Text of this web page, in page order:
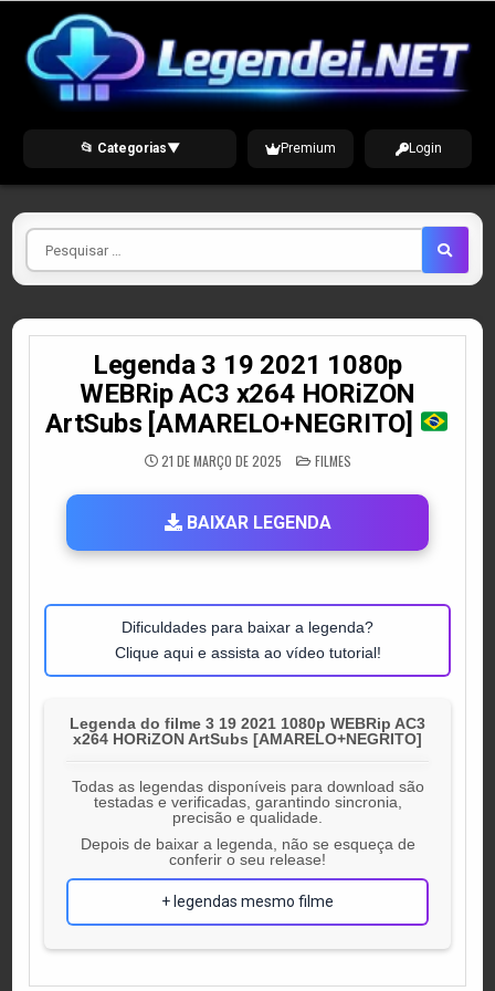
content
📂 Categorias▼ Premium Login
Pesquisar
por
Legenda 3 19 2021 1080p
WEBRip AC3 x264 HORiZON
ArtSubs [AMARELO+NEGRITO]
21 DE MARÇO DE 2025 POSTED
IN
FILMES
BAIXAR LEGENDA
Dificuldades para baixar a legenda?
Clique aqui e assista ao vídeo tutorial!
Legenda do filme 3 19 2021 1080p WEBRip AC3
x264 HORiZON ArtSubs [AMARELO+NEGRITO]
Todas as legendas disponíveis para download são
testadas e verificadas, garantindo sincronia,
precisão e qualidade.
Depois de baixar a legenda, não se esqueça de
conferir o seu release!
+ legendas mesmo filme